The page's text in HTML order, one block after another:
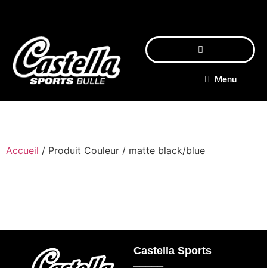
Menu
Accueil / Produit Couleur / matte black/blue
Castella Sports